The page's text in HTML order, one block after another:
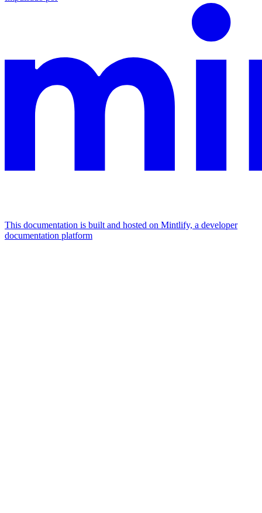
This documentation is built and hosted on Mintlify, a developer
documentation platform